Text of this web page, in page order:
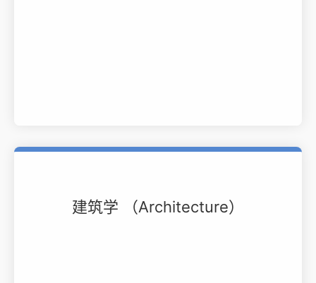
建筑学 （Architecture）